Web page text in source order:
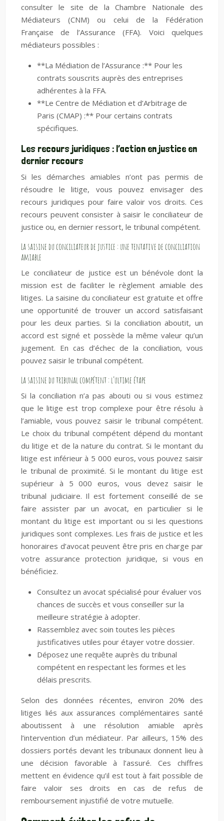
consulter le site de la Chambre Nationale des
Médiateurs (CNM) ou celui de la Fédération
Française de l’Assurance (FFA). Voici quelques
médiateurs possibles :
**La Médiation de l’Assurance :** Pour les
contrats souscrits auprès des entreprises
adhérentes à la FFA.
**Le Centre de Médiation et d’Arbitrage de
Paris (CMAP) :** Pour certains contrats
spécifiques.
Les recours juridiques : l’action en justice en
dernier recours
Si les démarches amiables n’ont pas permis de
résoudre le litige, vous pouvez envisager des
recours juridiques pour faire valoir vos droits. Ces
recours peuvent consister à saisir le conciliateur de
justice ou, en dernier ressort, le tribunal compétent.
La saisine du conciliateur de justice : une tentative de conciliation
amiable
Le conciliateur de justice est un bénévole dont la
mission est de faciliter le règlement amiable des
litiges. La saisine du conciliateur est gratuite et offre
une opportunité de trouver un accord satisfaisant
pour les deux parties. Si la conciliation aboutit, un
accord est signé et possède la même valeur qu’un
jugement. En cas d’échec de la conciliation, vous
pouvez saisir le tribunal compétent.
La saisine du tribunal compétent : l’ultime étape
Si la conciliation n’a pas abouti ou si vous estimez
que le litige est trop complexe pour être résolu à
l’amiable, vous pouvez saisir le tribunal compétent.
Le choix du tribunal compétent dépend du montant
du litige et de la nature du contrat. Si le montant du
litige est inférieur à 5 000 euros, vous pouvez saisir
le tribunal de proximité. Si le montant du litige est
supérieur à 5 000 euros, vous devez saisir le
tribunal judiciaire. Il est fortement conseillé de se
faire assister par un avocat, en particulier si le
montant du litige est important ou si les questions
juridiques sont complexes. Les frais de justice et les
honoraires d’avocat peuvent être pris en charge par
votre assurance protection juridique, si vous en
bénéficiez.
Consultez un avocat spécialisé pour évaluer vos
chances de succès et vous conseiller sur la
meilleure stratégie à adopter.
Rassemblez avec soin toutes les pièces
justificatives utiles pour étayer votre dossier.
Déposez une requête auprès du tribunal
compétent en respectant les formes et les
délais prescrits.
Selon des données récentes, environ 20% des
litiges liés aux assurances complémentaires santé
aboutissent à une résolution amiable après
l’intervention d’un médiateur. Par ailleurs, 15% des
dossiers portés devant les tribunaux donnent lieu à
une décision favorable à l’assuré. Ces chiffres
mettent en évidence qu’il est tout à fait possible de
faire valoir ses droits en cas de refus de
remboursement injustifié de votre mutuelle.